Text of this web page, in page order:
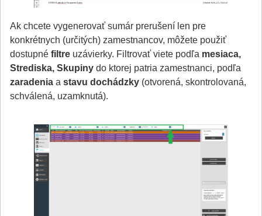
Ak chcete vygenerovať sumár prerušení len pre
konkrétnych (určitých) zamestnancov, môžete použiť
dostupné filtre uzávierky. Filtrovať viete podľa mesiaca,
Strediska, Skupiny do ktorej patria zamestnanci, podľa
zaradenia a stavu dochádzky (otvorená, skontrolovaná,
schválená, uzamknutá).